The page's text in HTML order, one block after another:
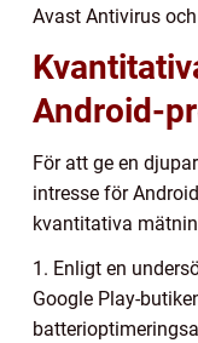
Avast Antivirus
Android-
För att ge en
intresse för
kvantitativa
1. Enligt en
Google Play-